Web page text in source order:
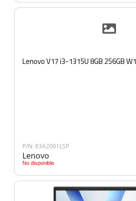
Lenovo V17 i3-1315U 8GB 256GB
P/N: 83A2001LSP
Lenovo
No disponible